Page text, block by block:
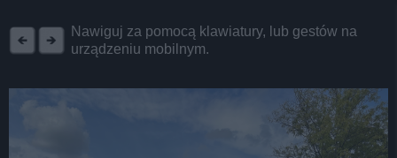
Nawiguj za pomocą klawiatury, lub gestów na
urządzeniu mobilnym.